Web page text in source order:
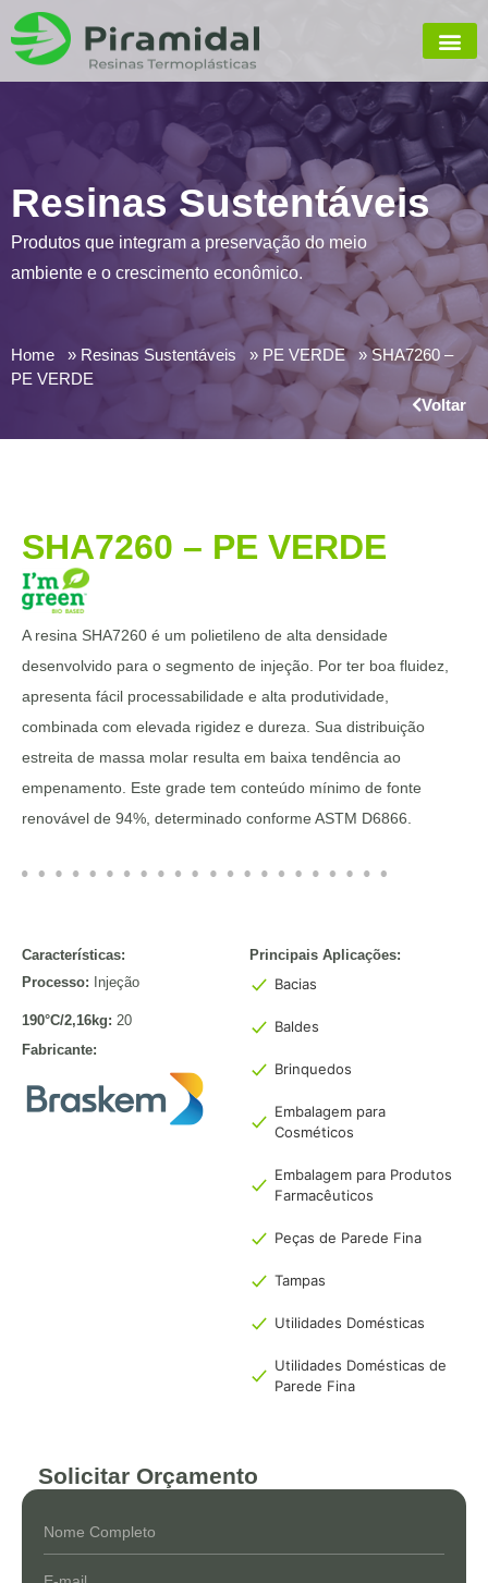
Resinas Sustentáveis
Produtos que integram a preservação do meio
ambiente e o crescimento econômico.
Home Resinas Sustentáveis PE VERDE
SHA7260 –
PE VERDE
Voltar
SHA7260 – PE VERDE
A resina SHA7260 é um polietileno de alta densidade
desenvolvido para o segmento de injeção. Por ter boa fluidez,
apresenta fácil processabilidade e alta produtividade,
combinada com elevada rigidez e dureza. Sua distribuição
estreita de massa molar resulta em baixa tendência ao
empenamento. Este grade tem conteúdo mínimo de fonte
renovável de 94%, determinado conforme ASTM D6866.
Características:
Processo: Injeção
190°C/2,16kg: 20
Fabricante:
Principais Aplicações:
Bacias
Baldes
Brinquedos
Embalagem para
Cosméticos
Embalagem para Produtos
Farmacêuticos
Peças de Parede Fina
Tampas
Utilidades Domésticas
Utilidades Domésticas de
Parede Fina
Solicitar Orçamento